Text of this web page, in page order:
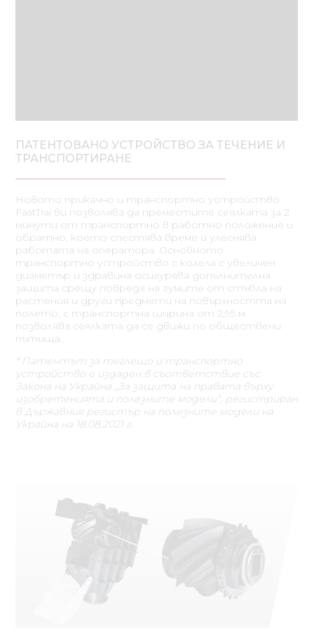
ПАТЕНТОВАНО УСТРОЙСТВО ЗА ТЕЧЕНИЕ И
ТРАНСПОРТИРАНЕ
Новото прикачно и транспортно устройство
FastTrai ви позволява да преместите сеялката за 2
минути от транспортно в работно положение и
обратно, което спестява време и улеснява
работата на оператора. Основното
транспортно устройство с колела с увеличен
диаметър и здравина осигурява допълнителна
защита срещу повреда на гумите от стъбла на
растения и други предмети на повърхността на
полето; с транспортна ширина от 2,95 м
позволява сеялката да се движи по обществени
пътища.
* Патентът за теглещо и транспортно
устройство е издаден в съответствие със
Закона на Украйна „За защита на правата върху
изобретенията и полезните модели“, регистриран
в Държавния регистър на полезните модели на
Украйна на 18.08.2021 г.